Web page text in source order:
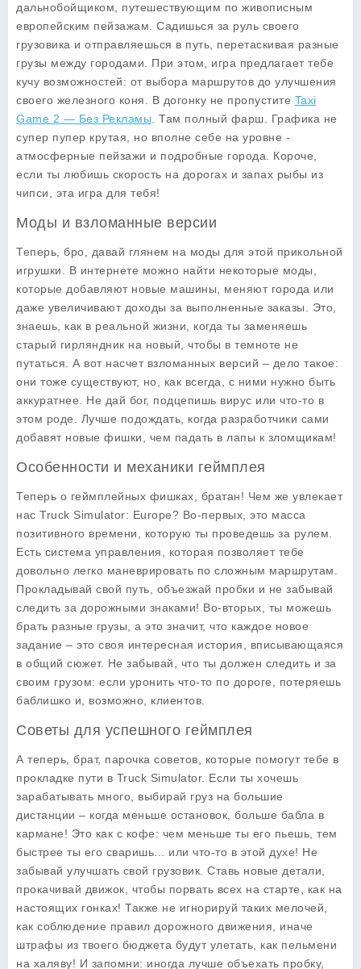
дальнобойщиком, путешествующим по живописным
европейским пейзажам. Садишься за руль своего
грузовика и отправляешься в путь, перетаскивая разные
грузы между городами. При этом, игра предлагает тебе
кучу возможностей: от выбора маршрутов до улучшения
своего железного коня. В догонку не пропустите Taxi
Game 2 — Без Рекламы . Там полный фарш. Графика не
супер пупер крутая, но вполне себе на уровне -
атмосферные пейзажи и подробные города. Короче,
если ты любишь скорость на дорогах и запах рыбы из
чипси, эта игра для тебя!
Моды и взломанные версии
Теперь, бро, давай глянем на моды для этой прикольной
игрушки. В интернете можно найти некоторые моды,
которые добавляют новые машины, меняют города или
даже увеличивают доходы за выполненные заказы. Это,
знаешь, как в реальной жизни, когда ты заменяешь
старый гирляндник на новый, чтобы в темноте не
путаться. А вот насчет взломанных версий – дело такое:
они тоже существуют, но, как всегда, с ними нужно быть
аккуратнее. Не дай бог, подцепишь вирус или что-то в
этом роде. Лучше подождать, когда разработчики сами
добавят новые фишки, чем падать в лапы к зломщикам!
Особенности и механики геймплея
Теперь о геймплейных фишках, братан! Чем же увлекает
нас Truck Simulator: Europe? Во-первых, это масса
позитивного времени, которую ты проведешь за рулем.
Есть система управления, которая позволяет тебе
довольно легко маневрировать по сложным маршрутам.
Прокладывай свой путь, объезжай пробки и не забывай
следить за дорожными знаками! Во-вторых, ты можешь
брать разные грузы, а это значит, что каждое новое
задание – это своя интересная история, вписывающаяся
в общий сюжет. Не забывай, что ты должен следить и за
своим грузом: если уронить что-то по дороге, потеряешь
баблишко и, возможно, клиентов.
Советы для успешного геймплея
А теперь, брат, парочка советов, которые помогут тебе в
прокладке пути в Truck Simulator. Если ты хочешь
зарабатывать много, выбирай груз на большие
дистанции – когда меньше остановок, больше бабла в
кармане! Это как с кофе: чем меньше ты его пьешь, тем
быстрее ты его сваришь... или что-то в этой духе! Не
забывай улучшать свой грузовик. Ставь новые детали,
прокачивай движок, чтобы порвать всех на старте, как на
настоящих гонках! Также не игнорируй таких мелочей,
как соблюдение правил дорожного движения, иначе
штрафы из твоего бюджета будут улетать, как пельмени
на халяву! И запомни: иногда лучше объехать пробку,